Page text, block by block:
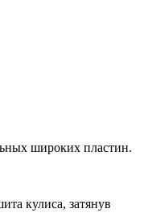
широких пластин.
кулиса, затянув